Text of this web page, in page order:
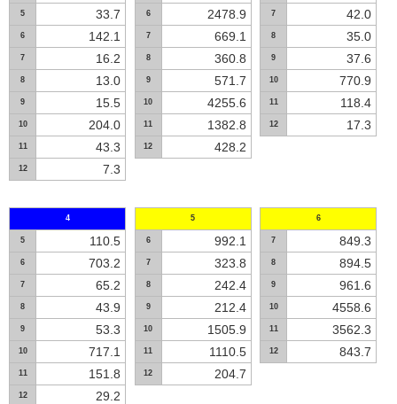
5 33.7
6 142.1
7 16.2
8 13.0
9 15.5
10 204.0
11 43.3
12 7.3
6 2478.9
7 669.1
8 360.8
9 571.7
10 4255.6
11 1382.8
12 428.2
7 42.0
8 35.0
9 37.6
10 770.9
11 118.4
12 17.3
4
5 110.5
6 703.2
7 65.2
8 43.9
9 53.3
10 717.1
11 151.8
12 29.2
5
6 992.1
7 323.8
8 242.4
9 212.4
10 1505.9
11 1110.5
12 204.7
6
7 849.3
8 894.5
9 961.6
10 4558.6
11 3562.3
12 843.7